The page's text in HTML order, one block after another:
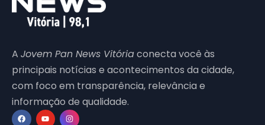
A Jovem Pan News Vitóriaconecta você às
principais notícias e acontecimentos da cidade,
com foco em transparência, relevância e
informação de qualidade.